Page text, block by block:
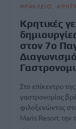
ΗΡΑΚΛΕΙΟ
Κρητικές
στον 7ο
Διαγωνισμό
Στο επίκεντρο
γαστρονομίας
φιλοξενώντας
Maris Resort την